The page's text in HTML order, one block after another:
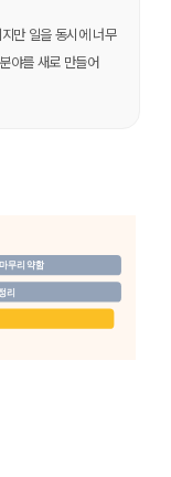
만 일을 동시에 너무
야를 새로 만들어
무리 약함
리